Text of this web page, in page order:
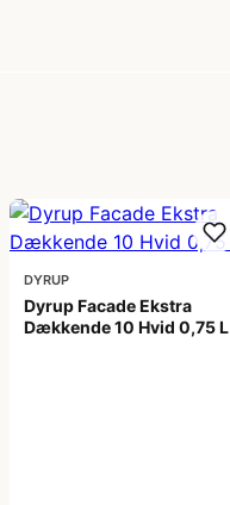
DYRUP
Dyrup Facade Ekstra
Dækkende 10 Hvid 0,75 L